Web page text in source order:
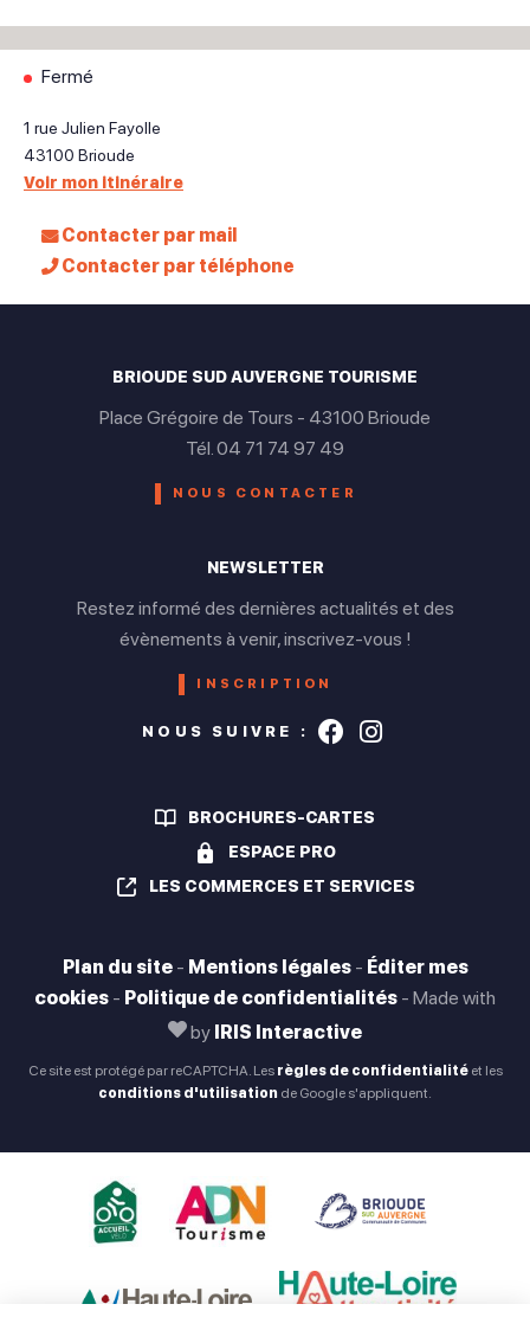
Fermé
1 rue Julien Fayolle
43100 Brioude
Voir mon itinéraire
Contacter par mail
Contacter par téléphone
BRIOUDE SUD AUVERGNE TOURISME
Place Grégoire de Tours - 43100 Brioude
Tél. 04 71 74 97 49
NOUS CONTACTER
NEWSLETTER
Restez informé des dernières actualités et des
évènements à venir, inscrivez-vous !
INSCRIPTION
NOUS SUIVRE : Suivez-nous
Suivez-
BROCHURES-CARTES
ESPACE PRO
LES COMMERCES ET SERVICES
Plan du site - Mentions légales - Éditer mes
cookies - Politique de confidentialités - Made with
by IRIS Interactive
Ce site est protégé par reCAPTCHA. Les règles de confidentialitéet les
conditions d'utilisation de Google s'appliquent.